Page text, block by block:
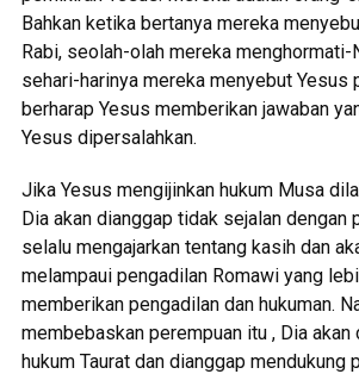
Bahkan ketika bertanya mereka
Rabi, seolah-olah mereka menghormati-
sehari-harinya mereka menyebut Yesus
berharap Yesus memberikan jawaban
Yesus dipersalahkan.
Jika Yesus mengijinkan hukum Musa
Dia akan dianggap tidak sejalan dengan
selalu mengajarkan tentang kasih dan
melampaui pengadilan Romawi yang
memberikan pengadilan dan hukuman.
membebaskan perempuan itu , Dia akan
hukum Taurat dan dianggap mendukung